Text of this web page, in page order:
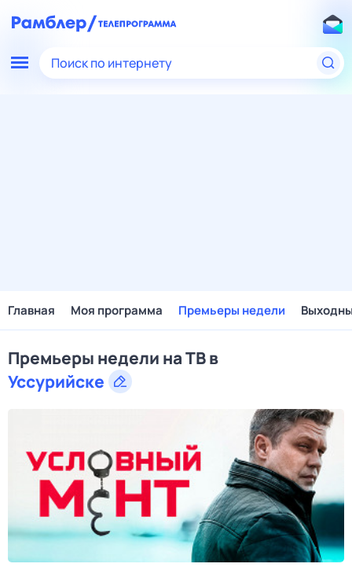
Поиск по интернету
Главная Моя программа Премьеры недели
Премьеры недели на ТВ в
Уссурийске